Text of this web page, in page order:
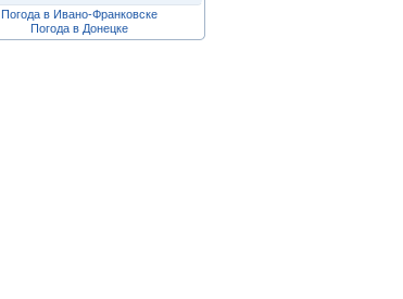
Погода в Ивано-Франковске
Погода в Донецке